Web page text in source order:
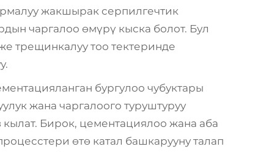
жакшырак серпилгечтик
чаргалоо өмүрү кыска болот. Бул
трещинкалуу тоо тектеринде
бургулоо чубуктары
жана чаргалоого туруштуруу
кылат. Бирок, цементациялоо жана аба
өтө катал башкарууну талап